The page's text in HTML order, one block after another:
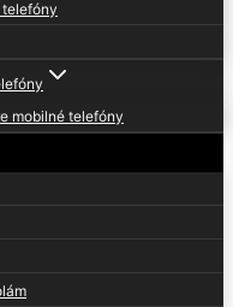
mobilné telefóny